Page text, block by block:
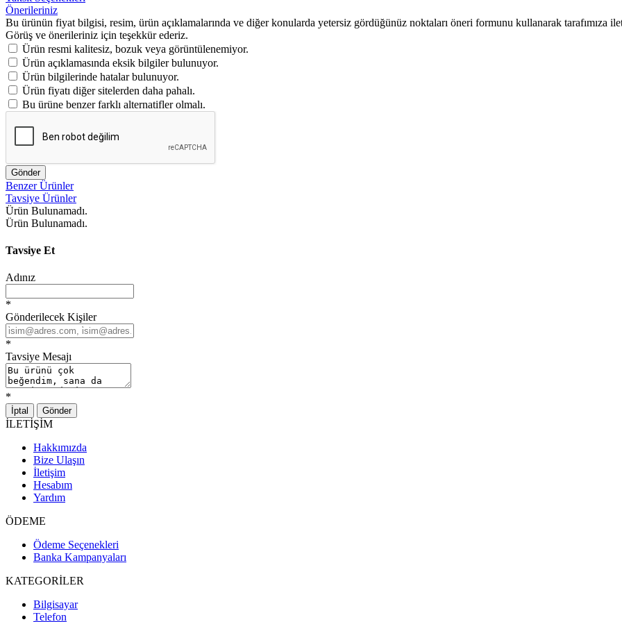
Önerileriniz
Bu ürünün fiyat bilgisi, resim, ürün açıklamalarında ve diğer konularda yetersiz gördüğünüz noktaları öneri formunu kullanarak tarafımıza
Görüş ve önerileriniz için teşekkür ederiz.
Ürün resmi kalitesiz, bozuk veya görüntülenemiyor.
Ürün açıklamasında eksik bilgiler bulunuyor.
Ürün bilgilerinde hatalar bulunuyor.
Ürün fiyatı diğer sitelerden daha pahalı.
Bu ürüne benzer farklı alternatifler olmalı.
Gönder
Benzer Ürünler
Tavsiye Ürünler
Ürün Bulunamadı.
Ürün Bulunamadı.
Tavsiye Et
Adınız
*
Gönderilecek Kişiler
*
Tavsiye Mesajı
*
İptal Gönder
İLETİŞİM
Hakkımızda
Bize Ulaşın
İletişim
Hesabım
Yardım
ÖDEME
Ödeme Seçenekleri
Banka Kampanyaları
KATEGORİLER
Bilgisayar
Telefon